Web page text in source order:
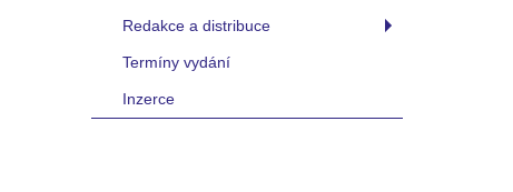
Redakce a distribuce
Termíny vydání
Inzerce